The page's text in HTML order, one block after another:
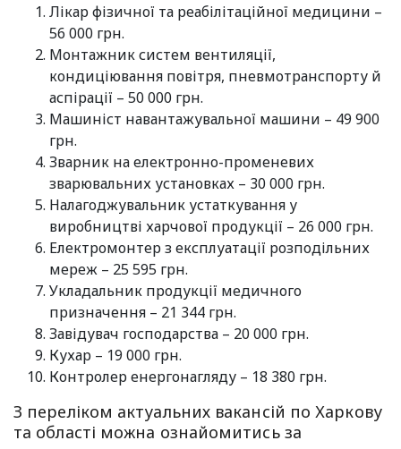
Лікар фізичної та реабілітаційної медицини –
56 000 грн.
Монтажник систем вентиляції,
кондиціювання повітря, пневмотранспорту й
аспірації – 50 000 грн.
Машиніст навантажувальної машини – 49 900
грн.
Зварник на електронно-променевих
зварювальних установках – 30 000 грн.
Налагоджувальник устаткування у
виробництві харчової продукції – 26 000 грн.
Електромонтер з експлуатації розподільних
мереж – 25 595 грн.
Укладальник продукції медичного
призначення – 21 344 грн.
Завідувач господарства – 20 000 грн.
Кухар – 19 000 грн.
Контролер енергонагляду – 18 380 грн.
З переліком актуальних вакансій по Харкову
та області можна ознайомитись за